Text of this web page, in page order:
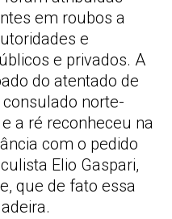
em roubos a
e
e privados. A
do atentado de
norte-
a ré reconheceu na
com o pedido
Elio Gaspari,
que de fato essa